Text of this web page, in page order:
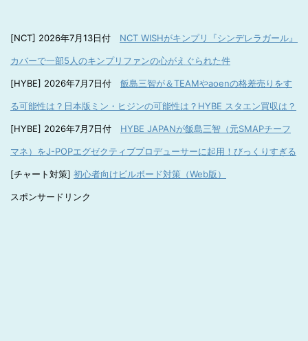
[NCT] 2026年7月13日付 NCT WISHがキンプリ『シンデレラガール』
カバーで一部5人のキンプリファンの心がえぐられた件
[HYBE] 2026年7月7日付 飯島三智が＆TEAMやaoenの格差売りをす
る可能性は？日本版ミン・ヒジンの可能性は？HYBE スタエン買収は？
[HYBE] 2026年7月7日付 HYBE JAPANが飯島三智（元SMAPチーフ
マネ）をJ-POPエグゼクティブプロデューサーに起用！びっくりすぎる
[チャート対策] 初心者向けビルボード対策（Web版）
スポンサードリンク